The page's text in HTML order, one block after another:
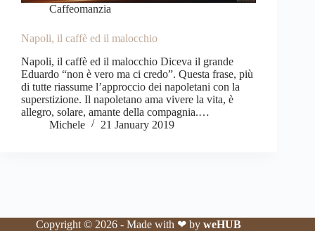
Caffeomanzia
Napoli, il caffè ed il malocchio
Napoli, il caffè ed il malocchio Diceva il grande
Eduardo “non è vero ma ci credo”. Questa frase, più
di tutte riassume l’approccio dei napoletani con la
superstizione. Il napoletano ama vivere la vita, è
allegro, solare, amante della compagnia.…
Michele
21 January 2019
Copyright © 2026 - Made with ❤ byweHUB